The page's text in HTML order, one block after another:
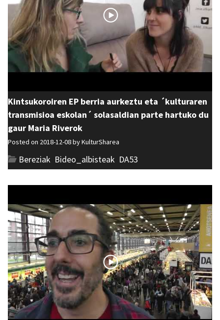
Kintsukoroiren EP berria aurkeztu eta ´kulturaren
transmisioa eskolan´ solasaldian parte hartuko du
gaur Maria Riverok
Posted on 2018-12-08 byKulturSharea
Bereziak Bideo_albisteak DA53